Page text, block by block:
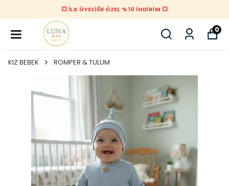
💥 İLK ÜYELİĞE ÖZEL %10 İNDİRİM 💥
0
KIZ BEBEK ROMPER & TULUM